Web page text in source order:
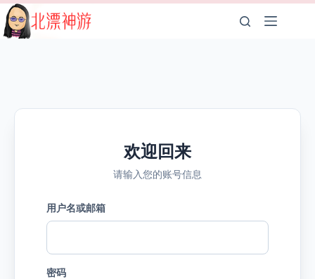
跳
至
内
欢迎回来
请输入您的账号信息
用户名或邮箱
密码